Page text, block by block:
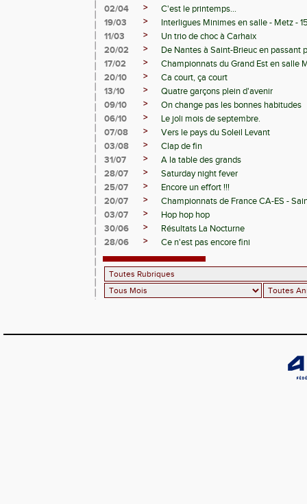
02/04
>
C'est le printemps...
19/03
>
Interligues Minimes en salle - Metz -
11/03
>
Un trio de choc à Carhaix
20/02
>
De Nantes à Saint-Brieuc en passant
17/02
>
Championnats du Grand Est en salle
20/10
>
Ca court, ça court
13/10
>
Quatre garçons plein d'avenir
09/10
>
On change pas les bonnes habitudes
06/10
>
Le joli mois de septembre.
07/08
>
Vers le pays du Soleil Levant
03/08
>
Clap de fin
31/07
>
A la table des grands
28/07
>
Saturday night fever
25/07
>
Encore un effort !!!
20/07
>
Championnats de France CA-ES -
03/07
>
Hop hop hop
30/06
>
Résultats La Nocturne
28/06
> Ce n'est pas encore fini